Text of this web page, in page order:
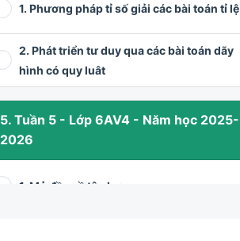
1. Phương pháp tỉ số giải các bài toán tỉ lệ
2. Phát triển tư duy qua các bài toán dãy
hình có quy luât
5. Tuần 5 - Lớp 6AV4 - Năm học 2025-
2026
1. Mở đầu về tập hợp